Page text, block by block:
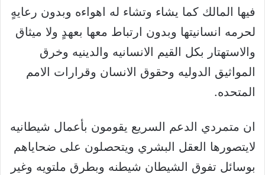
فيها المالك كما يشاء وتشاء له اهواءه وبدون رعايهٍ
لحرمه انسانيتها وبدون ارتباط معها بعهدٍ ولا ميثاق
والاستهتار بكل القيم الانسانيه والدينيه وخرق
المواثيق الدوليه وحقوق الانسان وقرارات الامم
المتحده.
ان متمردي الدعم السريع يقومون بأعمال شيطانيه
لايتصورها العقل البشري ويتحصلون على ضحاياهم
بوسائل تفوق الشيطان شيطنه وبطرق ملتويه وغير